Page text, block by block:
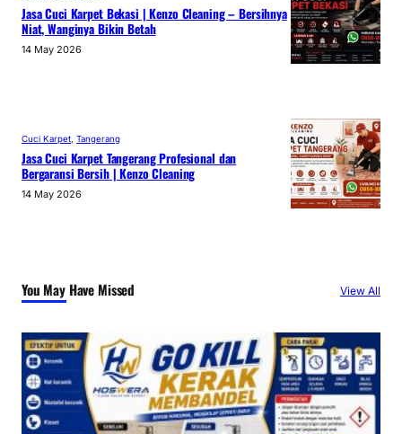
Jasa Cuci Karpet Bekasi | Kenzo Cleaning – Bersihnya
Niat, Wanginya Bikin Betah
14 May 2026
Cuci Karpet Tangerang
Jasa Cuci Karpet Tangerang Profesional dan
Bergaransi Bersih | Kenzo Cleaning
14 May 2026
You May Have Missed View All